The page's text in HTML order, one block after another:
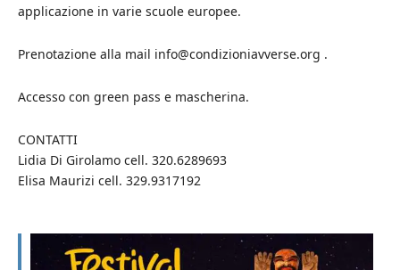
applicazione in varie scuole europee.
Prenotazione alla mail info@condizioniavverse.org .
Accesso con green pass e mascherina.
CONTATTI
Lidia Di Girolamo cell. 320.6289693
Elisa Maurizi cell. 329.9317192